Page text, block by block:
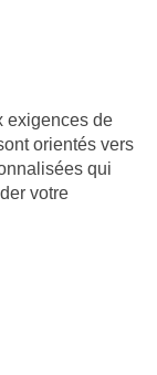
exigences de
orientés vers
qui
votre